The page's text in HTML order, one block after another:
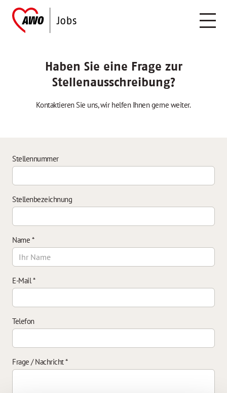
Haben Sie eine Frage zur
Stellenausschreibung?
Kontaktieren Sie uns, wir helfen Ihnen gerne weiter.
Stellennummer
Stellenbezeichnung
Name *
E-Mail*
Telefon
Frage / Nachricht*